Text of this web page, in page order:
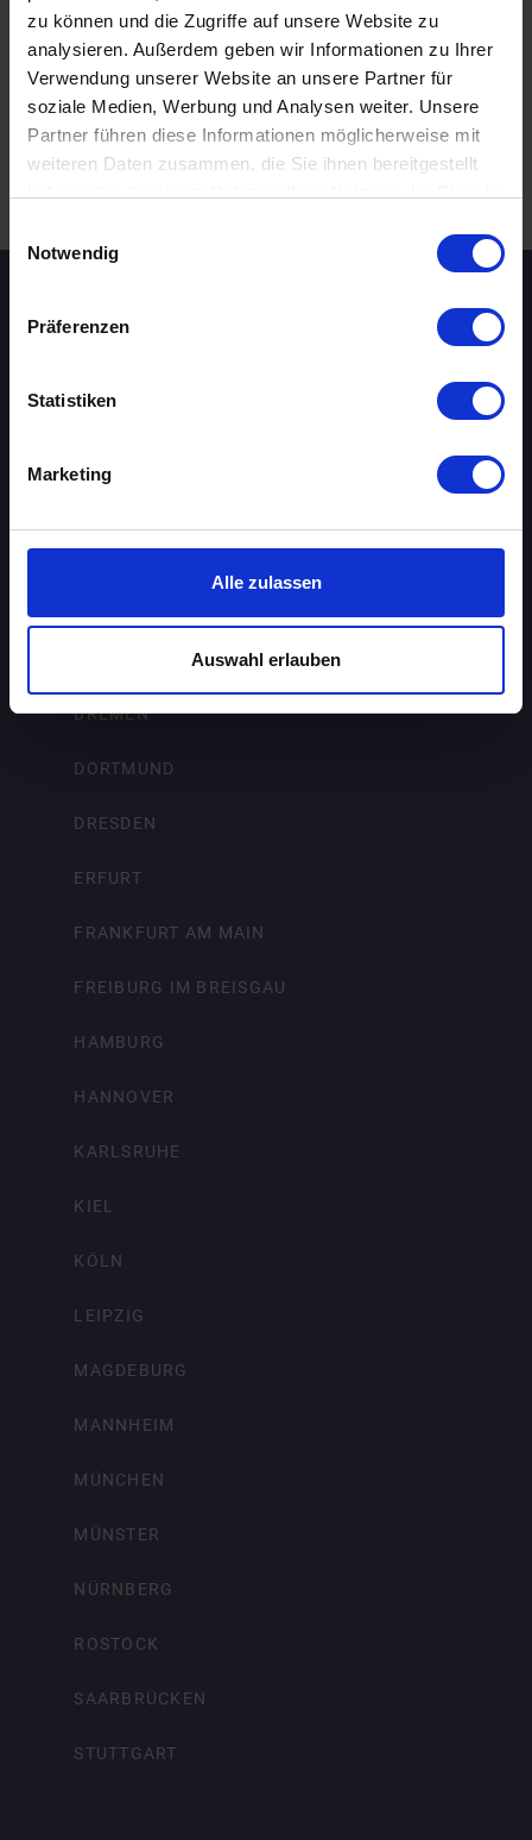
zu können und die Zugriffe auf unsere Website zu
analysieren. Außerdem geben wir Informationen zu Ihrer
Verwendung unserer Website an unsere Partner für
soziale Medien, Werbung und Analysen weiter. Unsere
Partner führen diese Informationen möglicherweise mit
weiteren Daten zusammen, die Sie ihnen bereitgestellt
Notwendig
Präferenzen
Statistiken
Marketing
Alle zulassen
Auswahl erlauben
20 - 29 Jahre
WEITERE EVENTS IN DRESDEN .
Speed-Dating Events
BERLIN
BRAUNSCHWEIG
BREMEN
DORTMUND
DRESDEN
ERFURT
FRANKFURT AM MAIN
FREIBURG IM BREISGAU
HAMBURG
HANNOVER
KARLSRUHE
KIEL
KÖLN
LEIPZIG
MAGDEBURG
MANNHEIM
MÜNCHEN
MÜNSTER
NÜRNBERG
ROSTOCK
SAARBRÜCKEN
STUTTGART